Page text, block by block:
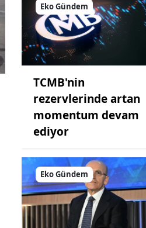
Eko Gündem
TCMB'nin
rezervlerinde artan
momentum devam
ediyor
Eko Gündem